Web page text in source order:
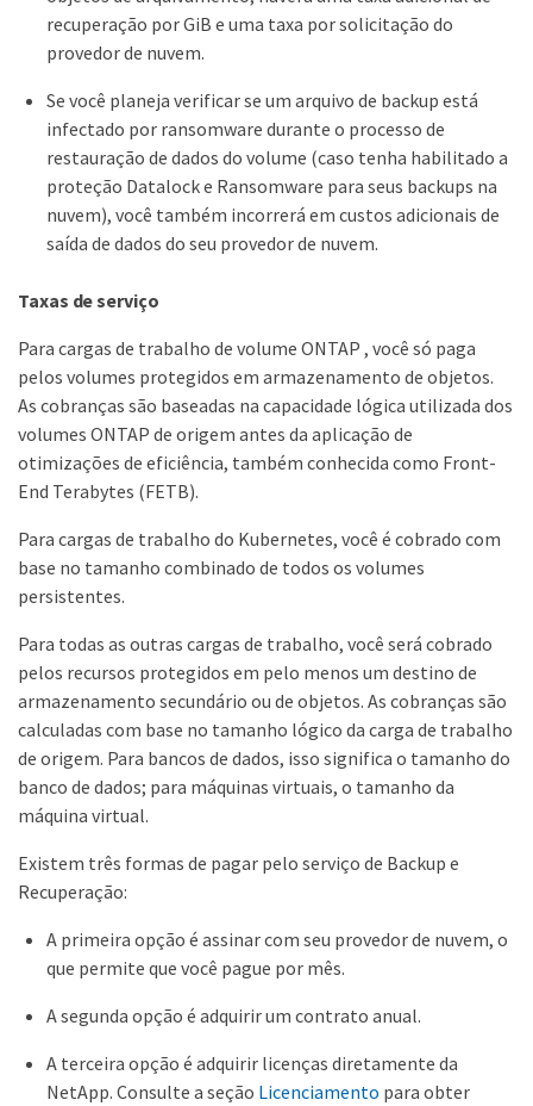
recuperação por GiB e uma taxa por solicitação do
provedor de nuvem.
Se você planeja verificar se um arquivo de backup está
infectado por ransomware durante o processo de
restauração de dados do volume (caso tenha habilitado a
proteção Datalock e Ransomware para seus backups na
nuvem), você também incorrerá em custos adicionais de
saída de dados do seu provedor de nuvem.
Taxas de serviço
Para cargas de trabalho de volume ONTAP , você só paga
pelos volumes protegidos em armazenamento de objetos.
As cobranças são baseadas na capacidade lógica utilizada dos
volumes ONTAP de origem antes da aplicação de
otimizações de eficiência, também conhecida como Front-
End Terabytes (FETB).
Para cargas de trabalho do Kubernetes, você é cobrado com
base no tamanho combinado de todos os volumes
persistentes.
Para todas as outras cargas de trabalho, você será cobrado
pelos recursos protegidos em pelo menos um destino de
armazenamento secundário ou de objetos. As cobranças são
calculadas com base no tamanho lógico da carga de trabalho
de origem. Para bancos de dados, isso significa o tamanho do
banco de dados; para máquinas virtuais, o tamanho da
máquina virtual.
Existem três formas de pagar pelo serviço de Backup e
Recuperação:
A primeira opção é assinar com seu provedor de nuvem, o
que permite que você pague por mês.
A segunda opção é adquirir um contrato anual.
A terceira opção é adquirir licenças diretamente da
NetApp. Consulte a seção Licenciamento para obter